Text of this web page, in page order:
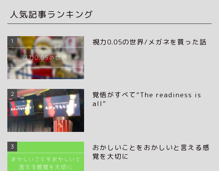
人気記事ランキング
1 視力0.05の世界/メガネを買った話
2
覚悟がすべて“The readiness is
all”
3
おかしいことをおかしいと言える感
覚を大切に